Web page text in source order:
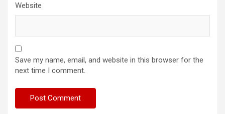
Website
Save my name, email, and website in this browser for the
next time I comment.